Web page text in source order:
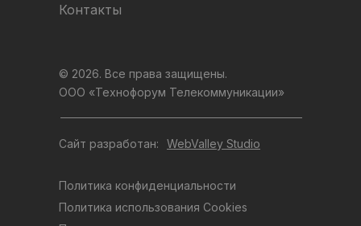
Контакты
Политика использования Cookies
Политика конфиденциальности
© 2026. Все права защищены.
ООО «Технофорум Телекоммуникации»
Сайт разработан: WebValley Studio